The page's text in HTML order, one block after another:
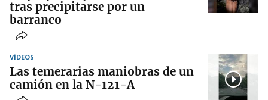
tras precipitarse por un
barranco
VÍDEOS
Las temerarias maniobras de un
camión en la N-121-A